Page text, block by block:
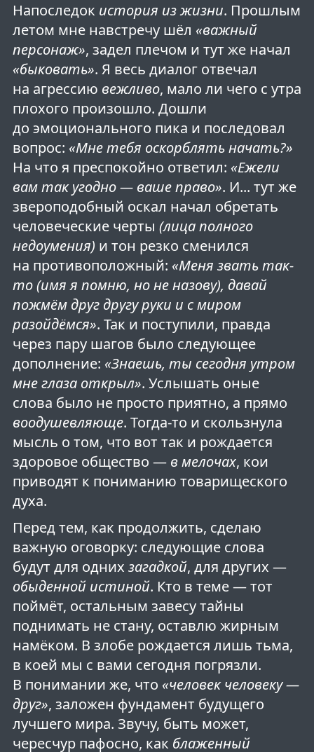
Напоследок история из жизни. Прошлым
летом мне навстречу шёл «важный
персонаж», задел плечом и тут же начал
«быковать». Я весь диалог отвечал
на агрессию вежливо, мало ли чего с утра
плохого произошло. Дошли
до эмоционального пика и последовал
вопрос: «Мне тебя оскорблять начать?»
На что я преспокойно ответил: «Ежели
вам так угодно — ваше право». И... тут же
звероподобный оскал начал обретать
человеческие черты (лица полного
недоумения) и тон резко сменился
на противоположный: «Меня звать так-
то (имя я помню, но не назову), давай
пожмём друг другу руки и с миром
разойдёмся». Так и поступили, правда
через пару шагов было следующее
дополнение: «Знаешь, ты сегодня утром
мне глаза открыл». Услышать оные
слова было не просто приятно, а прямо
воодушевляюще. Тогда-то и скользнула
мысль о том, что вот так и рождается
здоровое общество — в мелочах, кои
приводят к пониманию товарищеского
духа.
Перед тем, как продолжить, сделаю
важную оговорку: следующие слова
будут для одних загадкой, для других —
обыденной истиной. Кто в теме — тот
поймёт, остальным завесу тайны
поднимать не стану, оставлю жирным
намёком. В злобе рождается лишь тьма,
в коей мы с вами сегодня погрязли.
В понимании же, что «человек человеку —
друг», заложен фундамент будущего
лучшего мира. Звучу, быть может,
чересчур пафосно, как блаженный